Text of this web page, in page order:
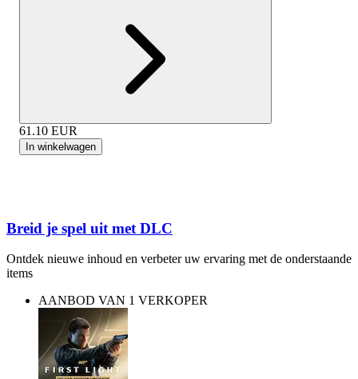
61.10 EUR
In winkelwagen
Breid je spel uit met DLC
Ontdek nieuwe inhoud en verbeter uw ervaring met de onderstaande
items
AANBOD VAN 1 VERKOPER